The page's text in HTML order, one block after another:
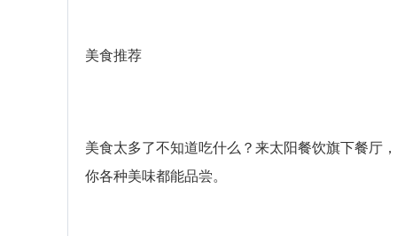
美食推荐
美食太多了不知道吃什么？来太阳餐饮旗下餐厅
你各种美味都能品尝。